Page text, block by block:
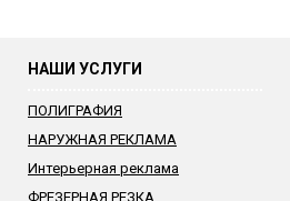
НАШИ УСЛУГИ
ПОЛИГРАФИЯ
НАРУЖНАЯ РЕКЛАМА
Интерьерная реклама
ФРЕЗЕРНАЯ РЕЗКА